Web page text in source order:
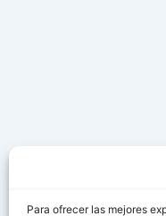
Para ofrecer las mejores